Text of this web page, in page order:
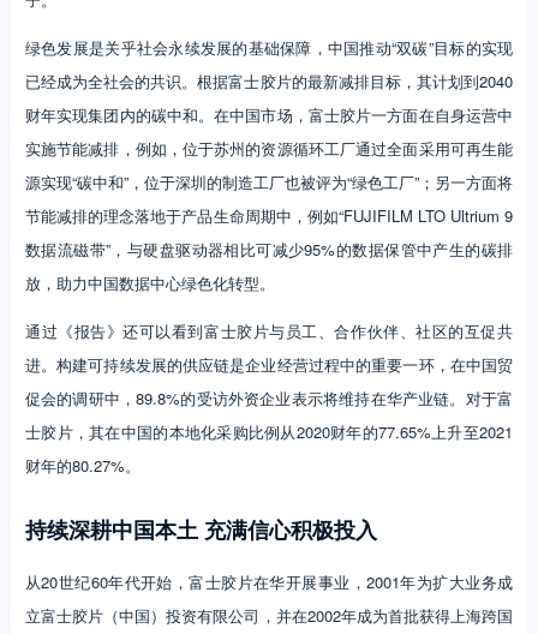
绿色发展是关乎社会永续发展的基础保障，中国推动“双碳”目标的实现
已经成为全社会的共识。根据富士胶片的最新减排目标，其计划到2040
财年实现集团内的碳中和。在中国市场，富士胶片一方面在自身运营中
实施节能减排，例如，位于苏州的资源循环工厂通过全面采用可再生能
源实现“碳中和”，位于深圳的制造工厂也被评为“绿色工厂”；另一方面将
节能减排的理念落地于产品生命周期中，例如“FUJIFILM LTO Ultrium 9
数据流磁带”，与硬盘驱动器相比可减少95%的数据保管中产生的碳排
放，助力中国数据中心绿色化转型。
通过《报告》还可以看到富士胶片与员工、合作伙伴、社区的互促共
进。构建可持续发展的供应链是企业经营过程中的重要一环，在中国贸
促会的调研中，89.8%的受访外资企业表示将维持在华产业链。对于富
士胶片，其在中国的本地化采购比例从2020财年的77.65%上升至2021
财年的80.27%。
持续深耕中国本土 充满信心积极投入
从20世纪60年代开始，富士胶片在华开展事业，2001年为扩大业务成
立富士胶片（中国）投资有限公司，并在2002年成为首批获得上海跨国